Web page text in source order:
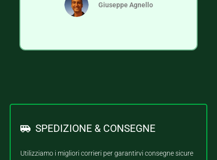
Giuseppe Agnello
SPEDIZIONE & CONSEGNE
Utilizziamo i migliori corrieri per garantirvi consegne sicure